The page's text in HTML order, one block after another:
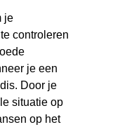
je
controleren
je een
Door je
situatie op
op het